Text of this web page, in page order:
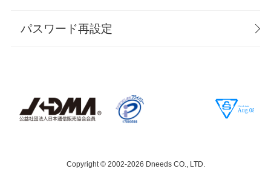
パスワード再設定
Copyright © 2002-2026 Dneeds CO., LTD.